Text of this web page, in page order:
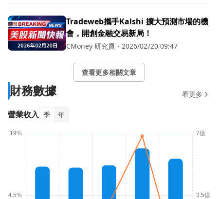
Tradeweb攜手Kalshi 擴大預測市場的機
會，開創金融交易新局！
CMoney 研究員 ・ 2026/02/20 09:47
查看更多相關文章
財務數據 看更多
營業收入 季 年